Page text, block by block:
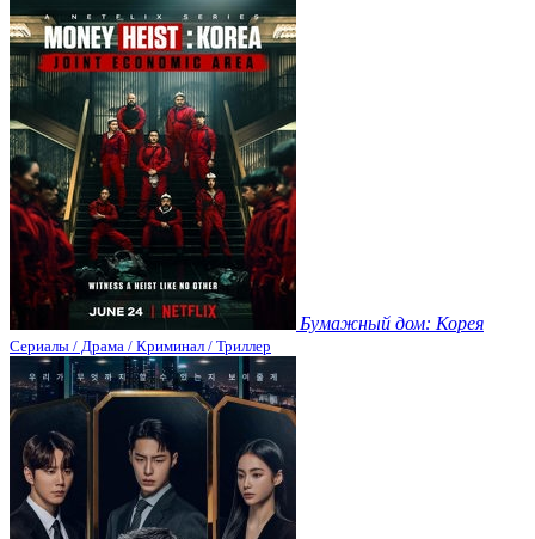
Бумажный дом: Корея
Сериалы / Драма / Криминал / Триллер